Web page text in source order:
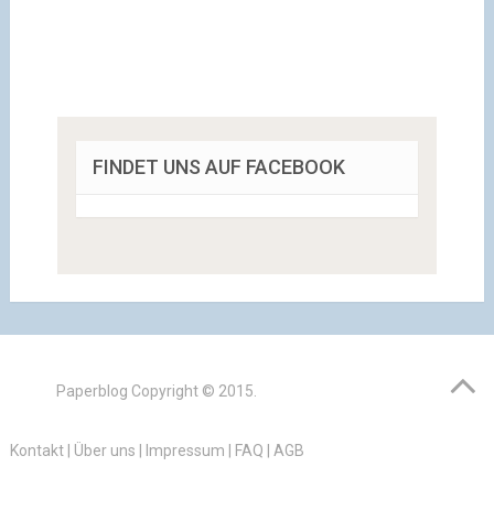
FINDET UNS AUF FACEBOOK
Paperblog Copyright © 2015.
Kontakt| Über uns Impressum FAQ AGB